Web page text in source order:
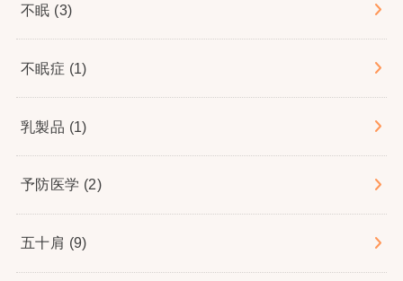
不眠 (3)
不眠症 (1)
乳製品 (1)
予防医学 (2)
五十肩 (9)